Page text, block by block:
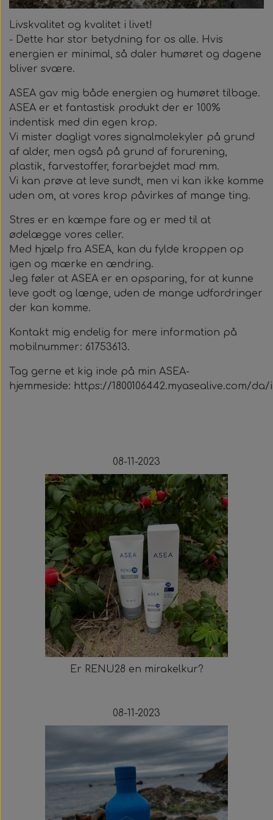
Smykkesæt til alle
Øreringe
Læderkæde
Medaljonger
Magnetknæbind med faste magneter
Magnetsåler
Kraftige magneter, 12 mm.
Magnethjerte/magnet til at sætte på tøjet
Zebla
Lugtfjerner
Helsekost
Livskvalitet og kvalitet i livet!
- Dette har stor betydning for os alle. Hvis
energien er minimal, så daler humøret og dagene
bliver svære.
ASEA gav mig både energien og humøret tilbage.
ASEA er et fantastisk produkt der er 100%
indentisk med din egen krop.
Vi mister dagligt vores signalmolekyler på grund
af alder, men også på grund af forurening,
plastik, farvestoffer, forarbejdet mad mm.
Vi kan prøve at leve sundt, men vi kan ikke komme
uden om, at vores krop påvirkes af mange ting.
Stres er en kæmpe fare og er med til at
ødelægge vores celler.
Med hjælp fra ASEA, kan du fylde kroppen op
igen og mærke en ændring.
Jeg føler at ASEA er en opsparing, for at kunne
leve godt og længe, uden de mange udfordringer
der kan komme.
Kontakt mig endelig for mere information på
mobilnummer: 61753613.
Tag gerne et kig inde på min ASEA-
hjemmeside: https://1800106442.myasealive.com/
08-11-2023
Er RENU28 en mirakelkur?
08-11-2023